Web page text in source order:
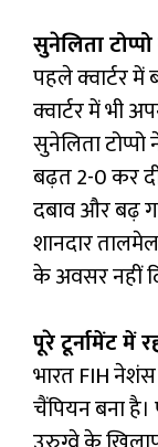
सुनेलिता
पहले क्वार्टर
क्वार्टर में भी
सुनेलिता
बढ़त 2-0 कर
दबाव और बढ़
शानदार
के अवसर नहीं
पूरे टूर्नामेंट में
भारत FIH
चैंपियन बना